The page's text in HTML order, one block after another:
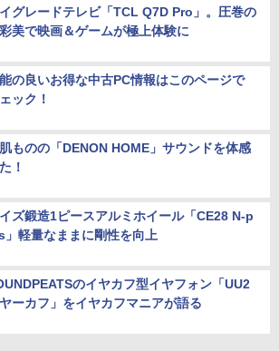
グレードテレビ「TCL Q7D Pro」。圧巻の
美で映画＆ゲームが極上体験に
の良いお得な中古PC情報はこのページで
ック！
ものの「DENON HOME」サウンドを体感
！
ズ鍛造1ピースアルミホイール「CE28 N-p
」軽量なままに剛性を向上
のイヤカフ型イヤフォン「UU2
ーカフ」をイヤカフマニアが語る